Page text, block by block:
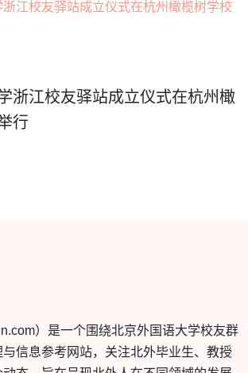
浙江校友驿站成立仪式在杭州橄
行
）是一个围绕北京外国语大学校友群
信息参考网站，关注北外毕业生、教授